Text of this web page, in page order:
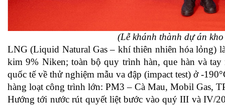
(Lễ khánh thành dự án
LNG (Liquid Natural Gas – khí thiên nhiên hóa lỏng)
kim 9% Niken; toàn bộ quy trình hàn, que hàn và
quốc tế về thử nghiệm mẫu va đập (impact test) ở -
hàng loạt công trình lớn: PM3 – Cà Mau, Mobil Gas,
Hướng tới nước rút quyết liệt bước vào quý III và IV/